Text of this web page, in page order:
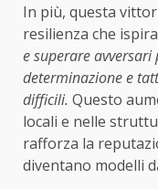
In più, questa
resilienza che
e superare
determinazione e
difficili. Questo
locali e nelle
rafforza la
diventano modelli